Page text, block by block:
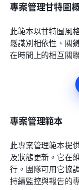
專案管理甘特圖
此範本以甘特圖風
鬆識別相依性、關
在時間上的相互關
專案管理範本
此專案管理範本提
及狀態更新。它在
行。團隊可用它協
持續監控與報告的